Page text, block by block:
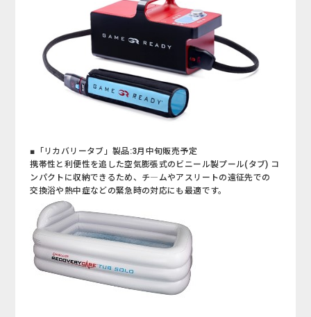
■「リカバリータブ」製品:3月中旬販売予定
携帯性と利便性を追した空気膨張式のビニール製プール(タブ) コ
ンパクトに収納できるため、チ―ムやアスリートの遠征先での
交換浴や熱中症などの緊急時の対応にも最適です。